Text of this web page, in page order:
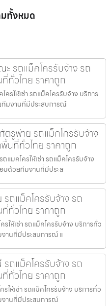
ทั้งหมด
รถแม็คโครรับจ้าง รถ
ทั่วไทย ราคาถูก
รให้เช่า รถแม็คโครรับจ้าง บริการ
ทีมงานที่มีประสบการณ์
รูพ่าย รถแม็คโครรับจ้าง
นที่ทั่วไทย ราคาถูก
มคโครให้เช่า รถแม็คโครรับจ้าง
อมด้วยทีมงานที่มีประส
ถแม็คโครรับจ้าง รถ
ทั่วไทย ราคาถูก
ให้เช่า รถแม็คโครรับจ้าง บริการทั่ว
งานที่มีประสบการณ์ แ
รถแม็คโครรับจ้าง รถ
ทั่วไทย ราคาถูก
รให้เช่า รถแม็คโครรับจ้าง บริการทั่ว
งานที่มีประสบการณ์